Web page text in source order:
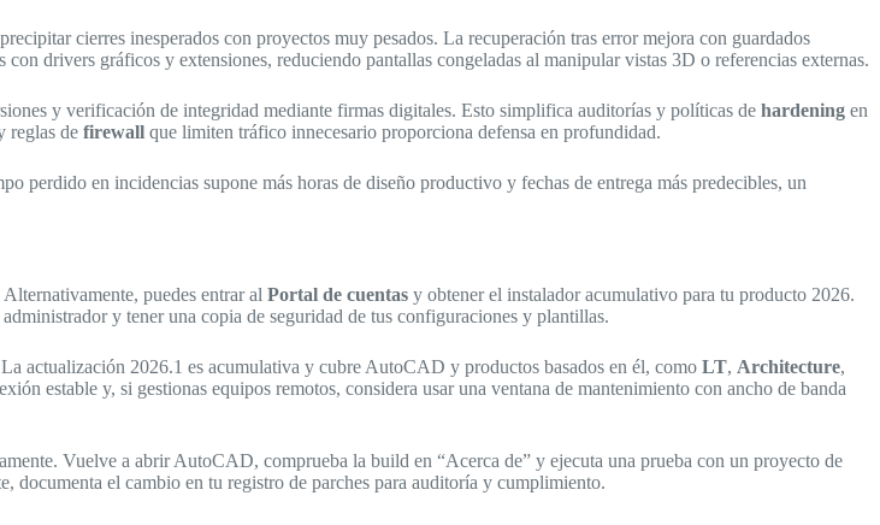
cierres inesperados con proyectos muy pesados. La recuperación tras error mejora con guardados
drivers gráficos y extensiones, reduciendo pantallas congeladas al manipular vistas 3D o referencias externas.
y verificación de integridad mediante firmas digitales. Esto simplifica auditorías y políticas de hardening en
reglas de firewall que limiten tráfico innecesario proporciona defensa en profundidad.
perdido en incidencias supone más horas de diseño productivo y fechas de entrega más predecibles, un
puedes entrar al Portal de cuentas y obtener el instalador acumulativo para tu producto 2026.
y tener una copia de seguridad de tus configuraciones y plantillas.
actualización 2026.1 es acumulativa y cubre AutoCAD y productos basados en él, como LT, Architecture,
estable y, si gestionas equipos remotos, considera usar una ventana de mantenimiento con ancho de banda
Vuelve a abrir AutoCAD, comprueba la build en “Acerca de” y ejecuta una prueba con un proyecto de
documenta el cambio en tu registro de parches para auditoría y cumplimiento.